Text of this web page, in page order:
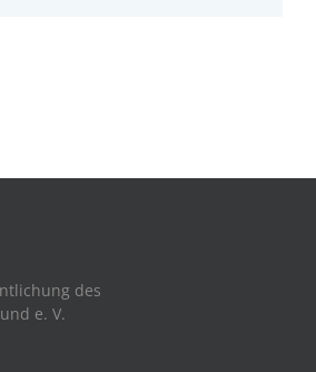
des
e. V.